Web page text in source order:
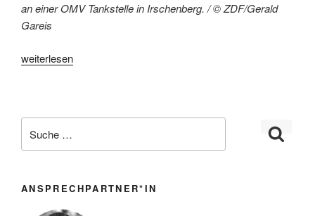
an einer OMV Tankstelle in Irschenberg. / © ZDF/Gerald
Gareis
„Wasserstoffantrieb
weiterlesen
ANSPRECHPARTNER*IN